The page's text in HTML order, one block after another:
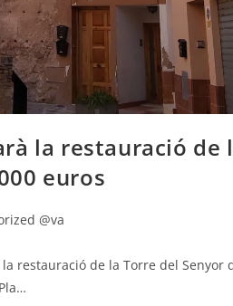
la restauració de
euros
@va
restauració de la Torre del Senyor